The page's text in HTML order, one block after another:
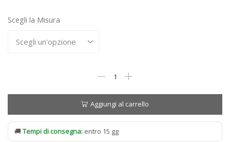
Scegli la Misura
Materasso
Simmons
Black
Regency
Portanza
MEDIA
quantità
Aggiungi al carrello
🚚Tempi di consegna: entro 15 gg